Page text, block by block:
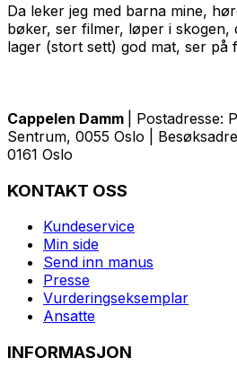
Da leker jeg med barna mine,
bøker, ser filmer, løper i skogen,
lager (stort sett) god mat, ser på
Cappelen Damm
| Postadresse:
Sentrum, 0055 Oslo |
0161 Oslo
KONTAKT OSS
Kundeservice
Min side
Send inn manus
Presse
Vurderingseksemplar
Ansatte
INFORMASJON